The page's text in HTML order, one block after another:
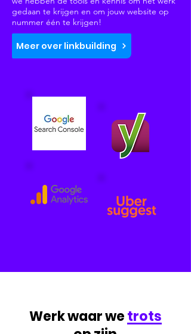
gedaan te krijgen en om jouw website op
nummer één te krijgen!
Meer over linkbuilding
Werk waar wetrots